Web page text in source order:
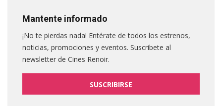
Mantente informado
¡No te pierdas nada! Entérate de todos los estrenos,
noticias, promociones y eventos. Suscribete al
newsletter de Cines Renoir.
SUSCRIBIRSE